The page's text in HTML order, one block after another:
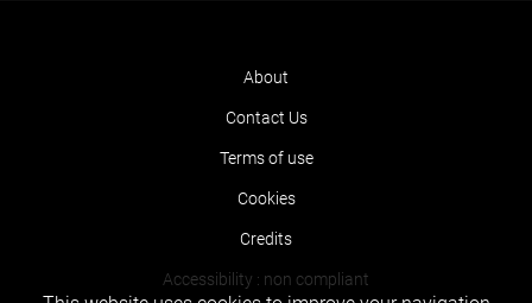
About
Contact Us
Terms of use
Cookies
Credits
Accessibility : non compliant